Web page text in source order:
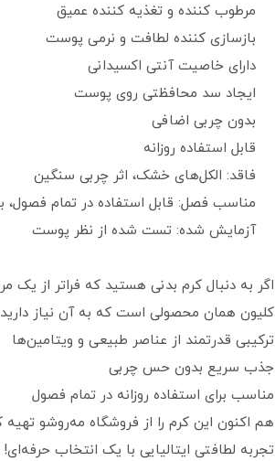
مرطوب کننده و تغذیه کننده عمیق
بازسازی کننده لطافت و نرمی پوست
دارای خاصیت آنتی اکسیدانی
ایجاد سد محافظتی روی پوست
بدون چربی اضافی
قابل استفاده روزانه
فاقد: الکل‌های خشک، اثر چربی سنگین
مناسب فصل: قابل استفاده در تمام فصول،
آزمایش شده: تست شده از نظر پوست
اگر به دنبال کرم بدنی هستید که فراتر از
کلیون همان محصولی است که به آن نیاز
ترکیبی قدرتمند از عناصر طبیعی و ویتامین‌ها
جذب سریع بدون حس چربی
مناسب برای استفاده روزانه در تمام فصول
هم اکنون این کرم را از فروشگاه مه‌روشو
تجربه لطافتی ایتالیایی با یک انتخاب حرفه‌ای!